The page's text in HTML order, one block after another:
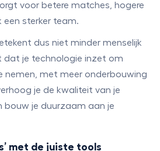
voor betere matches, hogere
een sterker team.
dus niet minder menselijk
dat je technologie inzet om
nemen, met meer onderbouwing
je de kwaliteit van je
bouw je duurzaam aan je
met de juiste tools